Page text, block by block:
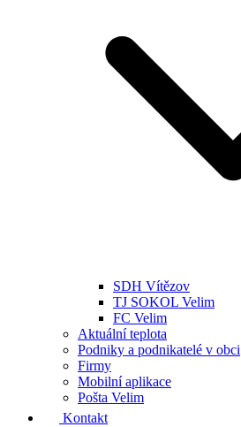
SDH Vítězov
TJ SOKOL Velim
FC Velim
Aktuální teplota
Podniky a podnikatelé v obci
Firmy
Mobilní aplikace
Pošta Velim
Kontakt